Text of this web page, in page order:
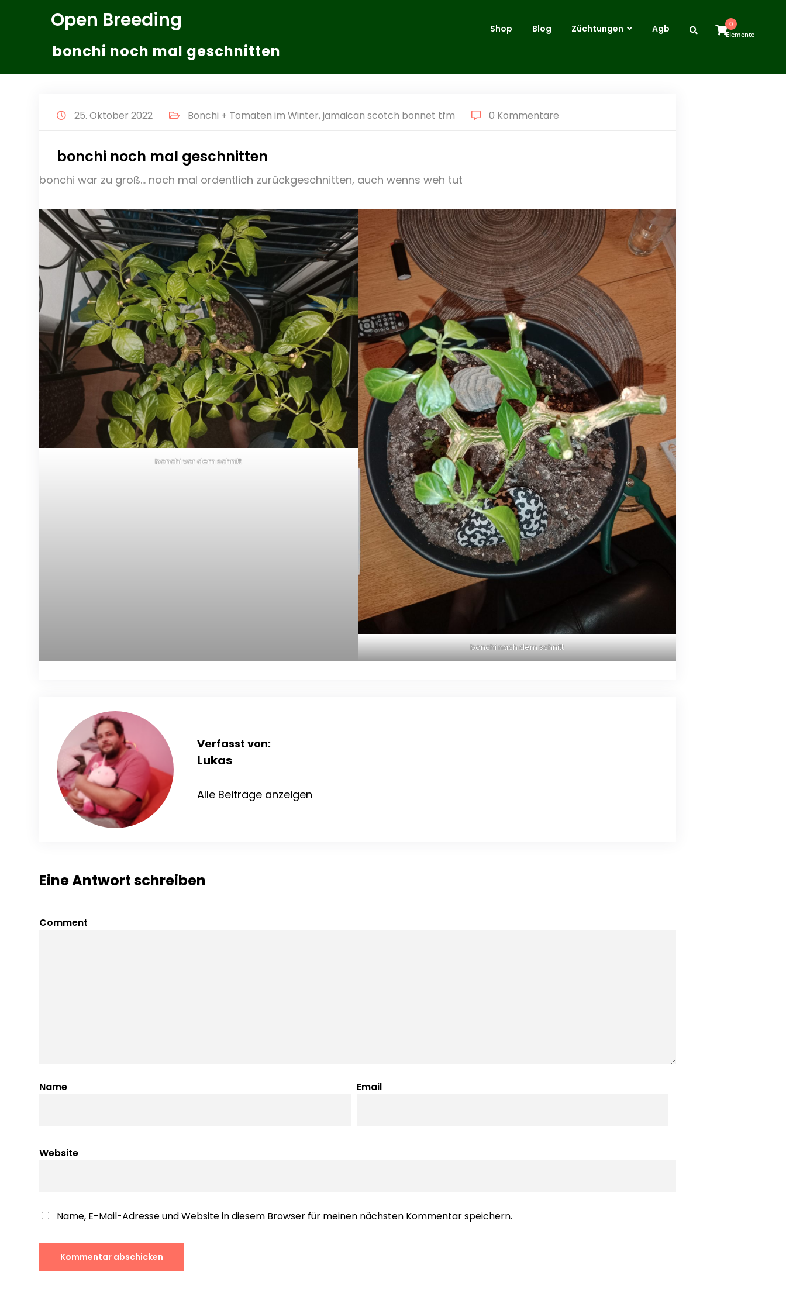
Open Breeding Shop Blog Züchtungen Agb
0
Elemente
bonchi noch mal geschnitten
25. Oktober 2022 Bonchi + Tomaten im Winter,jamaican scotch bonnet tfm 0 Kommentare
bonchi noch mal geschnitten
bonchi war zu groß… noch mal ordentlich zurückgeschnitten, auch wenns weh tut
bonchi vor dem schnitt
bonchi nach dem schnitt
Verfasst von:
Lukas
Alle Beiträge anzeigen
Eine Antwort schreiben
Comment
Name Email
Website
Name, E-Mail-Adresse und Website in diesem Browser für meinen nächsten Kommentar speichern.